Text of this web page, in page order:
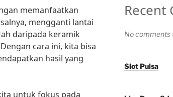
memanfaatkan
mengganti lantai
daripada keramik
cara ini, kita bisa
hasil yang
untuk fokus pada
Recent
No comments
Slot Pulsa